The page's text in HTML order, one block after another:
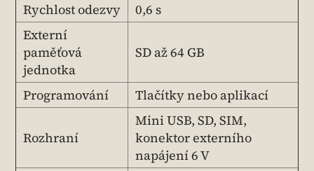
Rychlost odezvy
0,6 s
Externí
paměťová
jednotka
SD až 64 GB
Programování Tlačítky nebo aplikací
Rozhraní
Mini USB, SD, SIM,
konektor externího
napájení 6 V